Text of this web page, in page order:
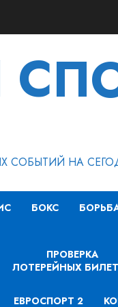
СОБЫТИЙ НА
БОКС
ПРОВЕРКА
ЛОТЕРЕЙНЫХ
ЕВРОСПОРТ 2